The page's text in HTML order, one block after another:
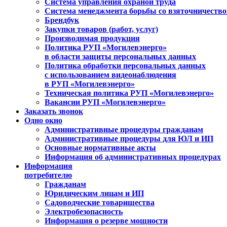
Система управления охраной труда
Система менеджмента борьбы со
Брендбук
Закупки товаров (работ, услуг)
Производимая продукция
Политика РУП «Могилевэнерго»
в области защиты персональных данных
Политика обработки персональных данных
с использованием видеонаблюдения
в РУП «Могилевэнерго»
Техническая политика РУП «Могилевэнерго»
Вакансии РУП «Могилевэнерго»
Заказать звонок
Одно окно
Административные процедуры гражданам
Административные процедуры для ЮЛ и ИП
Основные нормативные акты
Информация об административных процедурах
Информация
потребителю
Гражданам
Юридическим лицам и ИП
Садоводческие товарищества
Электробезопасность
Информация о резерве мощности